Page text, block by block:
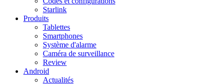
Starlink
Produits
Tablettes
Smartphones
Système d'alarme
Caméra de surveillance
Review
Android
Actualités